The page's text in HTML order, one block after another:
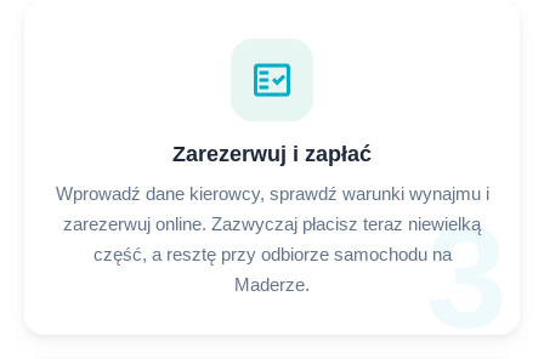
3
fact_check
Zarezerwuj i zapłać
Wprowadź dane kierowcy, sprawdź warunki wynajmu i
zarezerwuj online. Zazwyczaj płacisz teraz niewielką
część, a resztę przy odbiorze samochodu na
Maderze.